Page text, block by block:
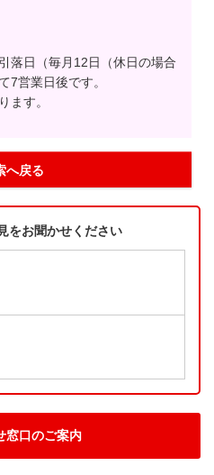
落日（毎月12日（休日の場合
7営業日後です。
ます。
へ戻る
をお聞かせください
窓口のご案内